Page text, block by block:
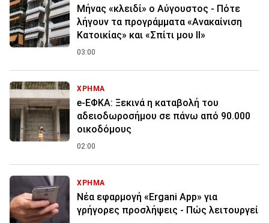
Μήνας «κλειδί» ο Αύγουστος - Πότε
λήγουν τα προγράμματα «Ανακαίνιση
Κατοικίας» και «Σπίτι μου ΙΙ»
03:00
ΧΡΗΜΑ
e-ΕΦΚΑ: Ξεκινά η καταβολή του
αδειοδωροσήμου σε πάνω από 90.000
οικοδόμους
02:00
ΧΡΗΜΑ
Νέα εφαρμογή «Ergani App» για
γρήγορες προσλήψεις - Πώς λειτουργεί